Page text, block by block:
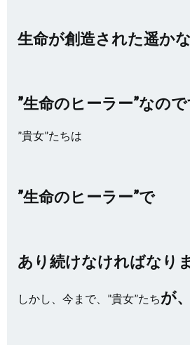
生命が創造された遥か
”生命のヒーラー”なので
”貴女”たちは
”生命のヒーラー”で
あり続けなければなり
しかし、今まで、”貴女”たちが、